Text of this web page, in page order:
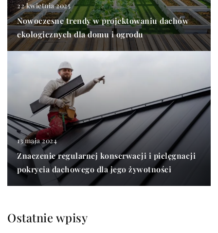
22 kwietnia 2025
Nowoczesne trendy w projektowaniu dachów
ekologicznych dla domu i ogrodu
13 maja 2024
Znaczenie regularnej konserwacji i pielęgnacji
pokrycia dachowego dla jego żywotności
Ostatnie wpisy